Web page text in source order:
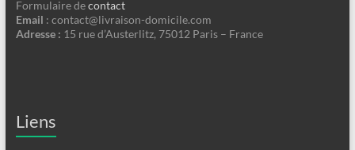
Formulaire decontact
Email : contact@livraison-domicile.com
Adresse : 15 rue d’Austerlitz, 75012 Paris – France
Liens